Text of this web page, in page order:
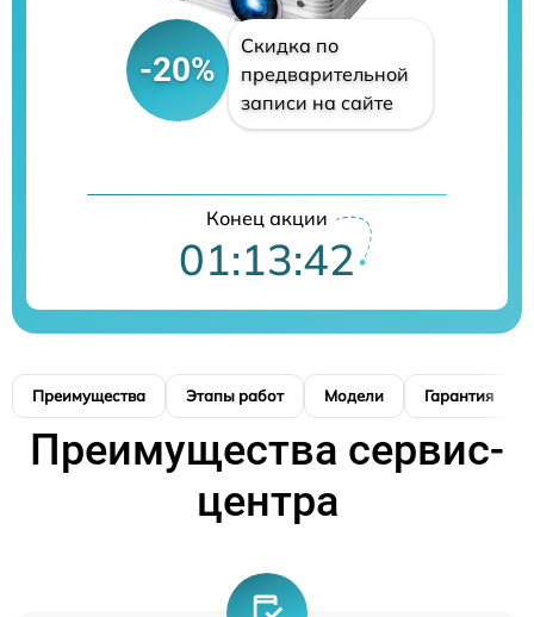
-20%
Скидка по
предварительной
записи на сайте
Конец акции
01:13:41
Преимущества Этапы работ Модели Гарантия
Преимущества сервис-
центра